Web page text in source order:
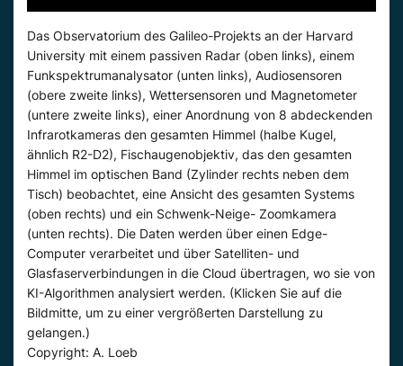
Das Observatorium des Galileo-Projekts an der Harvard
University mit einem passiven Radar (oben links), einem
Funkspektrumanalysator (unten links), Audiosensoren
(obere zweite links), Wettersensoren und Magnetometer
(untere zweite links), einer Anordnung von 8 abdeckenden
Infrarotkameras den gesamten Himmel (halbe Kugel,
ähnlich R2-D2), Fischaugenobjektiv, das den gesamten
Himmel im optischen Band (Zylinder rechts neben dem
Tisch) beobachtet, eine Ansicht des gesamten Systems
(oben rechts) und ein Schwenk-Neige- Zoomkamera
(unten rechts). Die Daten werden über einen Edge-
Computer verarbeitet und über Satelliten- und
Glasfaserverbindungen in die Cloud übertragen, wo sie von
KI-Algorithmen analysiert werden. (Klicken Sie auf die
Bildmitte, um zu einer vergrößerten Darstellung zu
gelangen.)
Copyright: A. Loeb